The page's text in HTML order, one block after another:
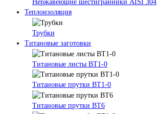
Нержавеющие шестигранники AISI 304
Теплоизоляция
Трубки
Титановые заготовки
Титановые листы ВТ1-0
Титановые прутки ВТ1-0
Титановые прутки ВТ6